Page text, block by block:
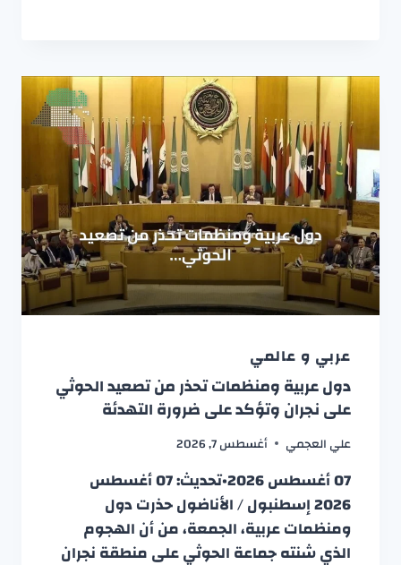
عربي و عالمي
دول عربية ومنظمات تحذر من تصعيد الحوثي
على نجران وتؤكد على ضرورة التهدئة
علي العجمي أغسطس 7, 2026
07 أغسطس 2026•تحديث: 07 أغسطس
2026 إسطنبول / الأناضول حذرت دول
ومنظمات عربية، الجمعة، من أن الهجوم
الذي شنته جماعة الحوثي على منطقة نجران